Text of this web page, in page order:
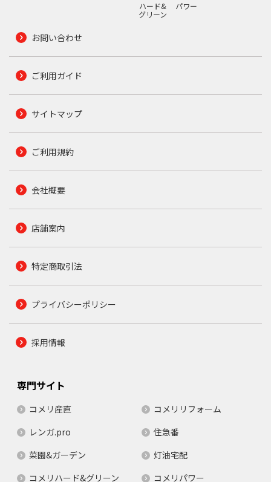
ハード&
グリーン
パワー
お問い合わせ
ご利用ガイド
サイトマップ
ご利用規約
会社概要
店舗案内
特定商取引法
プライバシーポリシー
採用情報
専門サイト
コメリ産直
コメリリフォーム
レンガ.pro
住急番
菜園&ガーデン
灯油宅配
コメリハード&グリーン
コメリパワー